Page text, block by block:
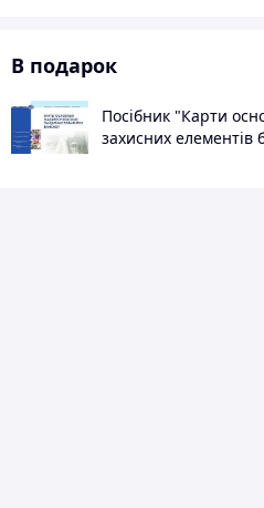
В подарок
Посібник "Карти
захисних елементів